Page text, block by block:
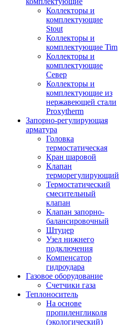
Коллекторы и
комплектующие
Stout
Коллекторы и
комплектующие Tim
Коллекторы и
комплектующие
Север
Коллекторы и
комплектующие из
нержавеющей стали
Proxytherm
Запорно-регулирующая
арматура
Головка
термостатическая
Кран шаровой
Клапан
терморегулирующий
Термостатический
смесительный
клапан
Клапан запорно-
балансировочный
Штуцер
Узел нижнего
подключения
Компенсатор
гидроудара
Газовое оборудование
Счетчики газа
Теплоноситель
На основе
пропиленгликоля
(экологический)